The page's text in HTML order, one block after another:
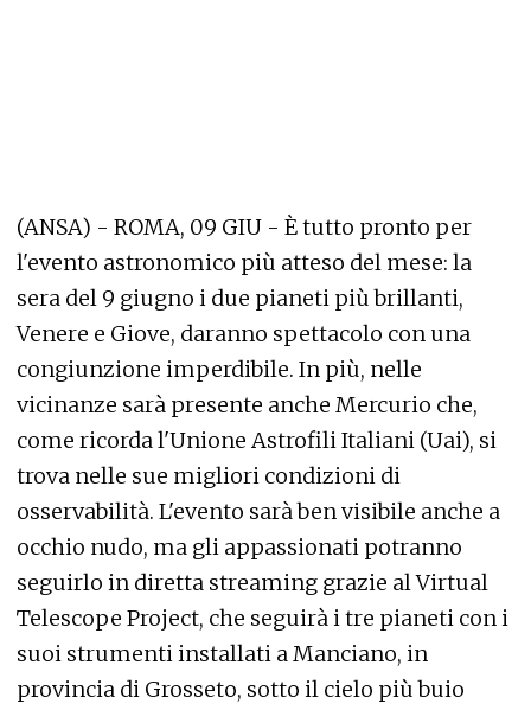
(ANSA) - ROMA, 09 GIU - È tutto pronto per
l'evento astronomico più atteso del mese: la
sera del 9 giugno i due pianeti più brillanti,
Venere e Giove, daranno spettacolo con una
congiunzione imperdibile. In più, nelle
vicinanze sarà presente anche Mercurio che,
come ricorda l'Unione Astrofili Italiani (Uai), si
trova nelle sue migliori condizioni di
osservabilità. L'evento sarà ben visibile anche a
occhio nudo, ma gli appassionati potranno
seguirlo in diretta streaming grazie al Virtual
Telescope Project, che seguirà i tre pianeti con i
suoi strumenti installati a Manciano, in
provincia di Grosseto, sotto il cielo più buio